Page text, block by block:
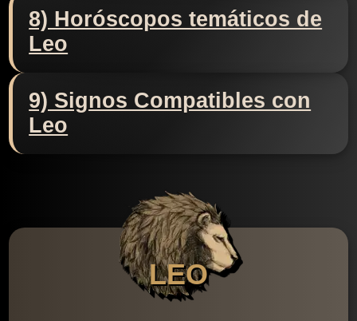
8) Horóscopos temáticos de
Leo
9) Signos Compatibles con
Leo
LEO